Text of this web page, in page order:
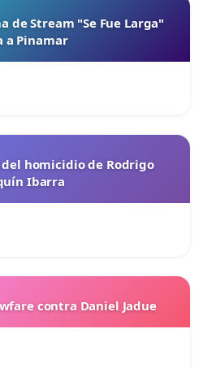
de Stream "Se Fue Larga"
a Pinamar
homicidio de Rodrigo
Ibarra
contra Daniel Jadue